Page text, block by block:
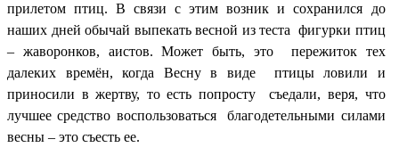
прилетом птиц. В связи с этим возник и сохранился до
наших дней обычай выпекать весной из теста фигурки птиц
– жаворонков, аистов. Может быть, это пережиток тех
далеких времён, когда Весну в виде птицы ловили и
приносили в жертву, то есть попросту съедали, веря, что
лучшее средство воспользоваться благодетельными силами
весны – это съесть ее.